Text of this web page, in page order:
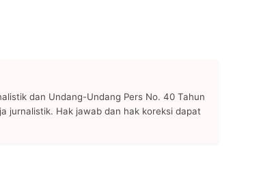
dan Undang-Undang Pers No. 40 Tahun
jurnalistik. Hak jawab dan hak koreksi dapat